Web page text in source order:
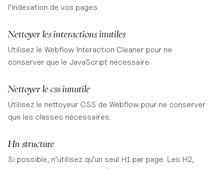
l’indexation de vos pages.​
Nettoyer les interactions inutiles
Utilisez le Webflow Interaction Cleaner pour ne
conserver que le JavaScript nécessaire.
​Nettoyer le css iunutile
Utilisez le nettoyeur CSS de Webflow pour ne conserver
que les classes nécessaires.
Hn structure
Si possible, n’utilisez qu’un seul H1 par page. Les H2,